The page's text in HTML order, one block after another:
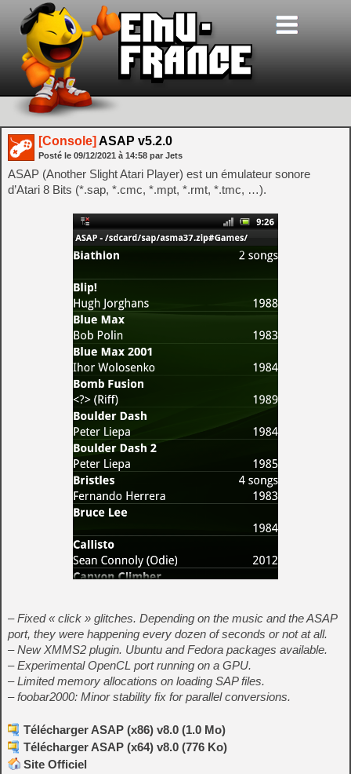
[Console] ASAP v5.2.0
Posté le 09/12/2021 à 14:58 par Jets
ASAP (Another Slight Atari Player) est un émulateur sonore
d’Atari 8 Bits (*.sap, *.cmc, *.mpt, *.rmt, *.tmc, …).
– Fixed « click » glitches. Depending on the music and the ASAP
port, they were happening every dozen of seconds or not at all.
– New XMMS2 plugin. Ubuntu and Fedora packages available.
– Experimental OpenCL port running on a GPU.
– Limited memory allocations on loading SAP files.
– foobar2000: Minor stability fix for parallel conversions.
Télécharger ASAP (x86) v8.0 (1.0 Mo)
Télécharger ASAP (x64) v8.0 (776 Ko)
Site Officiel